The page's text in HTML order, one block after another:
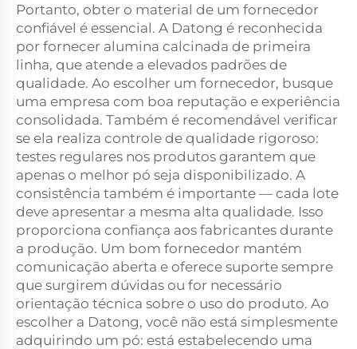
Portanto, obter o material de um fornecedor
confiável é essencial. A Datong é reconhecida
por fornecer alumina calcinada de primeira
linha, que atende a elevados padrões de
qualidade. Ao escolher um fornecedor, busque
uma empresa com boa reputação e experiência
consolidada. Também é recomendável verificar
se ela realiza controle de qualidade rigoroso:
testes regulares nos produtos garantem que
apenas o melhor pó seja disponibilizado. A
consistência também é importante — cada lote
deve apresentar a mesma alta qualidade. Isso
proporciona confiança aos fabricantes durante
a produção. Um bom fornecedor mantém
comunicação aberta e oferece suporte sempre
que surgirem dúvidas ou for necessário
orientação técnica sobre o uso do produto. Ao
escolher a Datong, você não está simplesmente
adquirindo um pó: está estabelecendo uma